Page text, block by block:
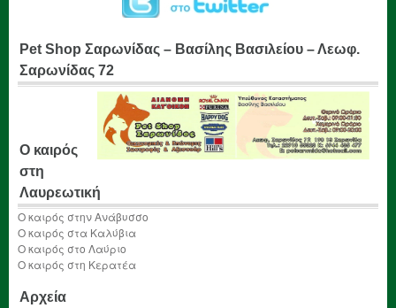
Pet Shop Σαρωνίδας – Βασίλης Βασιλείου – Λεωφ.
Σαρωνίδας 72
Ο καιρός
στη
Λαυρεωτική
Ο καιρός στην Ανάβυσσο
Ο καιρός στα Καλύβια
Ο καιρός στο Λαύριο
Ο καιρός στη Κερατέα
Αρχεία